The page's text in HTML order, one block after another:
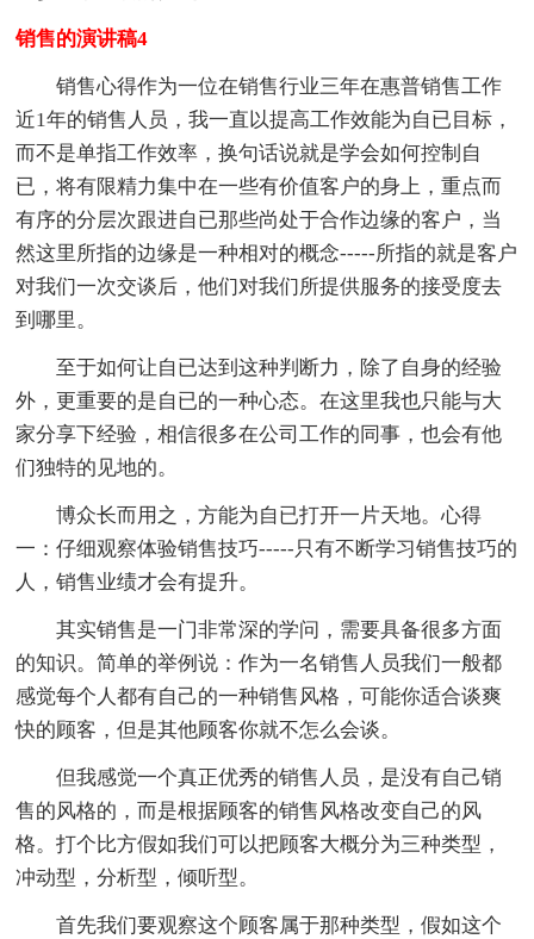
销售的演讲稿4
销售心得作为一位在销售行业三年在惠普销售工作
近1年的销售人员，我一直以提高工作效能为自已目标，
而不是单指工作效率，换句话说就是学会如何控制自
已，将有限精力集中在一些有价值客户的身上，重点而
有序的分层次跟进自已那些尚处于合作边缘的客户，当
然这里所指的边缘是一种相对的概念-----所指的就是客户
对我们一次交谈后，他们对我们所提供服务的接受度去
到哪里。
至于如何让自已达到这种判断力，除了自身的经验
外，更重要的是自已的一种心态。在这里我也只能与大
家分享下经验，相信很多在公司工作的同事，也会有他
们独特的见地的。
博众长而用之，方能为自已打开一片天地。心得
一：仔细观察体验销售技巧-----只有不断学习销售技巧的
人，销售业绩才会有提升。
其实销售是一门非常深的学问，需要具备很多方面
的知识。简单的举例说：作为一名销售人员我们一般都
感觉每个人都有自己的一种销售风格，可能你适合谈爽
快的顾客，但是其他顾客你就不怎么会谈。
但我感觉一个真正优秀的销售人员，是没有自己销
售的风格的，而是根据顾客的销售风格改变自己的风
格。打个比方假如我们可以把顾客大概分为三种类型，
冲动型，分析型，倾听型。
首先我们要观察这个顾客属于那种类型，假如这个